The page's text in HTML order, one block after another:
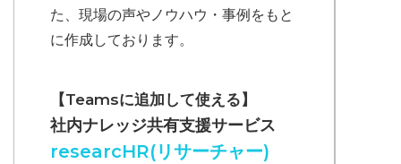
た、現場の声やノウハウ・事例をもと
に作成しております。
【Teamsに追加して使える】
社内ナレッジ共有支援サービス
researcHR(リサーチャー)